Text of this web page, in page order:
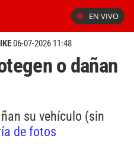
EN VIVO
06-07-2026 11:48
o dañan
su vehículo (sin
de fotos